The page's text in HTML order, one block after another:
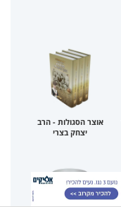
אוצר הסגולות - הרב
יצחק בצרי